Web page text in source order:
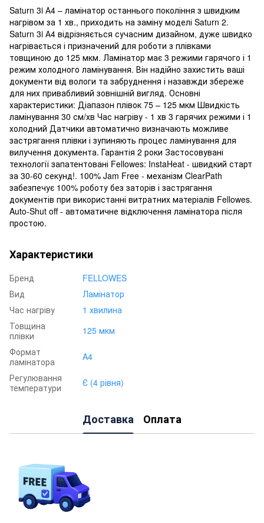
Saturn 3i А4 – ламінатор останнього покоління з швидким
нагрівом за 1 хв., приходить на заміну моделі Saturn 2.
Saturn 3i А4 відрізняється сучасним дизайном, дуже швидко
нагрівається і призначений для роботи з плівками
товщиною до 125 мкм. Ламінатор має 3 режими гарячого і 1
режим холодного ламінування. Він надійно захистить ваші
документи від вологи та забруднення і назавжди збереже
для них привабливий зовнішній вигляд. Основні
характеристики: Діапазон плівок 75 – 125 мкм Швидкість
ламінування 30 см/хв Час нагріву - 1 хв 3 гарячих режими і 1
холодний Датчики автоматично визначають можливе
застрягання плівки і зупиняють процес ламінування для
вилучення документа. Гарантія 2 роки Застосовувані
технології запатентовані Fellowes: InstaHeat - швидкий старт
за 30-60 секунд!. 100% Jam Free - механізм ClearPath
забезпечує 100% роботу без заторів і застрягання
документів при використанні витратних матеріалів Fellowes.
Auto-Shut off - автоматичне відключення ламінатора після
простою.
Характеристики
Бренд
FELLOWES
Вид
Ламінатор
Час нагріву
1 хвилина
Товщина
плівки
125 мкм
Формат
ламінатора
A4
Регулювання
температури
Є (4 рівня)
Доставка Оплата